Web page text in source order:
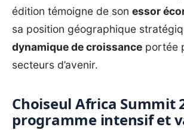
édition témoigne de son essor
sa position géographique
dynamique de croissance portée
secteurs d’avenir.
Choiseul Africa Summit
programme intensif et